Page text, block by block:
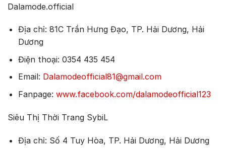
Dalamode.official
Địa chỉ: 81C Trần Hưng Đạo, TP. Hải Dương, Hải
Dương
Điện thoại: 0354 435 454
Email: Dalamodeofficial81@gmail.com
Fanpage: www.facebook.com/dalamodeofficial123
Siêu Thị Thời Trang SybiL
Địa chỉ: Số 4 Tuy Hòa, TP. Hải Dương, Hải Dương